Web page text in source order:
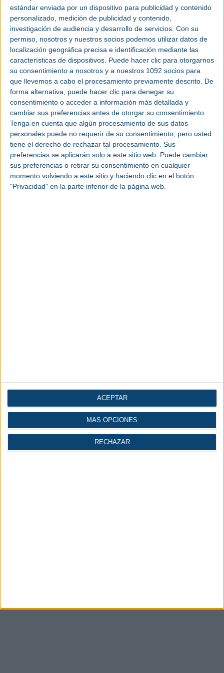
estándar enviada por un dispositivo para publicidad y contenido
personalizado, medición de publicidad y contenido,
investigación de audiencia y desarrollo de servicios. Con su
permiso, nosotros y nuestros socios podemos utilizar datos de
localización geográfica precisa e identificación mediante las
características de dispositivos. Puede hacer clic para otorgarnos
su consentimiento a nosotros y a nuestros 1092 socios para
que llevemos a cabo el procesamiento previamente descrito. De
forma alternativa, puede hacer clic para denegar su
consentimiento o acceder a información más detallada y
cambiar sus preferencias antes de otorgar su consentimiento.
Tenga en cuenta que algún procesamiento de sus datos
personales puede no requerir de su consentimiento, pero usted
tiene el derecho de rechazar tal procesamiento. Sus
preferencias se aplicarán solo a este sitio web. Puede cambiar
sus preferencias o retirar su consentimiento en cualquier
momento volviendo a este sitio y haciendo clic en el botón
"Privacidad" en la parte inferior de la página web.
MÁS OPCIONES
RECHAZAR
ACEPTAR
edición de SMOPYC será un "punto de inflexión", después de que el sector
experimentara una gran caída tras 2008, año en el que SMOPYC fue la
segunda feria más importante y grande del mundo.
A la espera de que se reactive la inversión en un sector que sigue
aletargado y tras unos años en los que las partidas destinadas a la
construcción y las obras públicas han sido mínimas, el presidente de Feria de
Zaragoza ha hecho hincapié en el esfuerzo por hacer la feria más
internacional.
Manuel Teruel explica que esta edición, la feria experimenta un
crecimiento
del 21% con respecto a la anterior del 2014 en cuanto al número de marcas
participantes. Destaca el número de firmas extranjeras, 488, frente a 382
españolas, de las cuales 59 son aragonesas.
En total, SMOPYC cuenta con 65.330 metros cuadrados de área expositiva
repartidos en seis pabellones que se completan con un área exterior donde
los profesionales del sector pueden comprobar el funcionamiento de la
maquinaria.
En el marco del salón se desarrollarán diversas jornadas técnicas que tratarán
retos en el sector como la oleohidráulica, la prevención ante robos de
maquinaria, la gestión de pavimentos y el camino hacia laindustria 4.0
como los premios a la novedad técnica y a la equipación.
Rogelio Cuairán, director general de Feria de Zaragoza, ha explicado una de
las novedades que se presentan en el salón, como es la exposición de